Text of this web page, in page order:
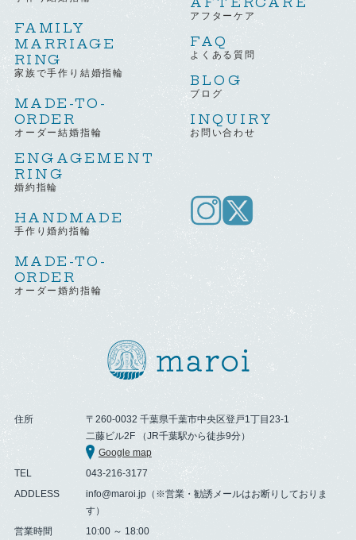
FAMILY
MARRIAGE
RING
家族で手作り結婚指輪
MADE-TO-
ORDER
オーダー結婚指輪
ENGAGEMENT
RING
婚約指輪
HANDMADE
手作り婚約指輪
MADE-TO-
ORDER
オーダー婚約指輪
アフターケア
FAQ
よくある質問
BLOG
ブログ
INQUIRY
お問い合わせ
住所
〒260-0032 千葉県千葉市中央区登戸1丁目23-1
二藤ビル2F （JR千葉駅から徒歩9分）
Google map
TEL
043-216-3177
ADDLESS
info@maroi.jp（※営業・勧誘メールはお断りしておりま
す）
営業時間
10:00 ～ 18:00